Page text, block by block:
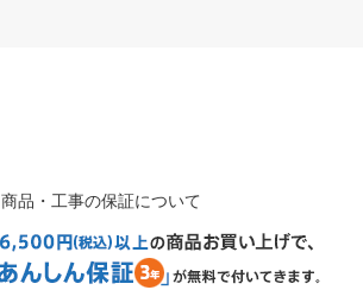
商品・工事の保証について